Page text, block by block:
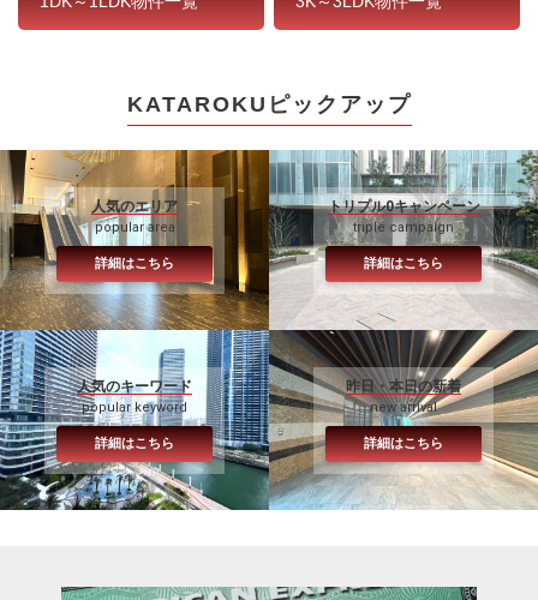
KATAROKUピックアップ
人気のエリア
popular area
詳細はこちら
トリプル0キャンペーン
triple campaign
詳細はこちら
人気のキーワード
popular keyword
詳細はこちら
昨日・本日の新着
new arrival
詳細はこちら